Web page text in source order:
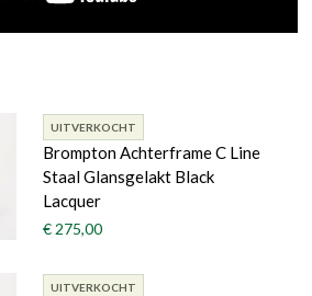
UITVERKOCHT
Brompton Achterframe C Line
Staal Glansgelakt Black
Lacquer
€ 275,00
UITVERKOCHT